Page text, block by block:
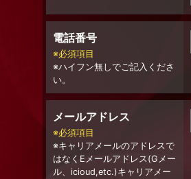
電話番号
必須項目
ハイフン無しでご記入くださ
い。
メールアドレス
必須項目
キャリアメールのアドレスで
はなくEメールアドレス(Gメー
ル、icioud,etc.)キャリアメー